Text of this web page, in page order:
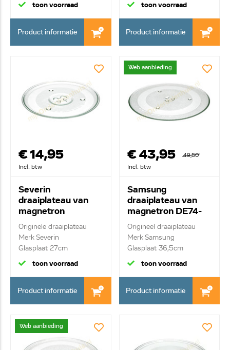
toon voorraad
Product informatie
toon voorraad
Product informatie
€ 14,95
Incl. btw
Severin
draaiplateau van
magnetron
1715.048
Originele draaiplateau
Merk Severin
Glasplaat 27cm
toon voorraad
Product informatie
Web aanbieding
€ 43,95
49,50
Incl. btw
Samsung
draaiplateau van
magnetron DE74-
20002D
Origineel draaiplateau
Merk Samsung
Glasplaat 36,5cm
toon voorraad
Product informatie
Web aanbieding